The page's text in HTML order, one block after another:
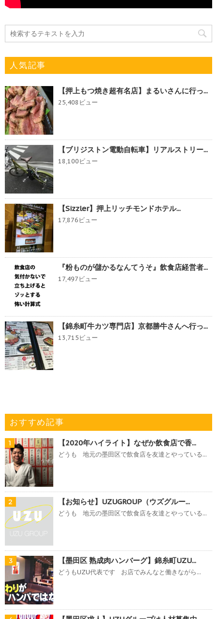
人気記事
【押上もつ焼き超有名店】まるいさんに行っ...
25,408ビュー
【ブリジストン電動自転車】リアルストリー...
18,100ビュー
【Sizzler】押上リッチモンドホテル...
17,876ビュー
『粉ものが儲かるなんてうそ』飲食店経営者...
17,497ビュー
【錦糸町牛カツ専門店】京都勝牛さんへ行っ...
13,715ビュー
おすすめ記事
1 【2020年ハイライト】なぜか飲食店で香...
どうも 地元の墨田区で飲食店を友達とやっている...
2 【お知らせ】UZUGROUP（ウズグルー...
どうも 地元の墨田区で飲食店を友達とやっている...
3 【墨田区 熟成肉ハンバーグ】錦糸町UZU...
どうもUZU代表です お店でみんなと働きながら...